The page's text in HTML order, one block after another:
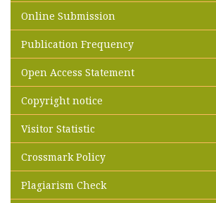
Online Submission
Publication Frequency
Open Access Statement
Copyright notice
Visitor Statistic
Crossmark Policy
Plagiarism Check